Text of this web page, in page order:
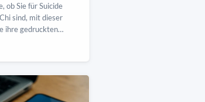
ob Sie für Suicide
sind, mit dieser
ihre gedruckten